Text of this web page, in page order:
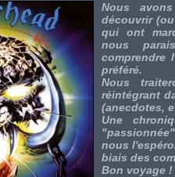
Nous
découvrir
qui ont
nous
comprendre
préféré.
Nous
réintégrant
(anecdotes,
Une
nous
biais des
Bon voyage !